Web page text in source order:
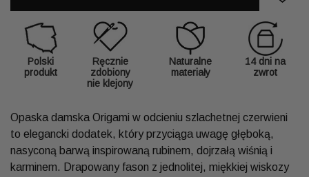
Polski
produkt
Ręcznie
zdobiony
nie klejony
Naturalne
materiały
14 dni na
zwrot
Opaska damska Origami w odcieniu szlachetnej czerwieni
to elegancki dodatek, który przyciąga uwagę głęboką,
nasyconą barwą inspirowaną rubinem, dojrzałą wiśnią i
karminem. Drapowany fason z jednolitej, miękkiej wiskozy